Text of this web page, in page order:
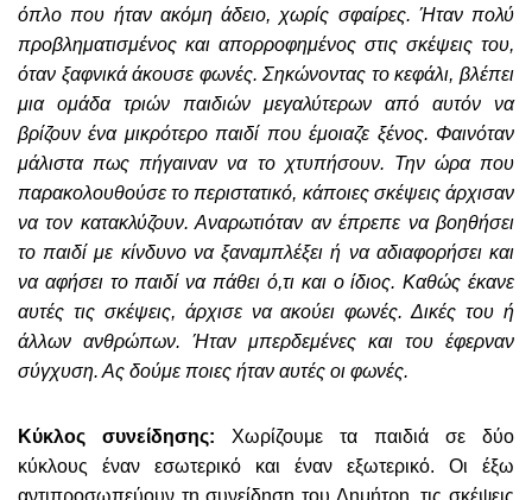
όπλο που ήταν ακόμη άδειο, χωρίς σφαίρες. Ήταν πολύ
προβληματισμένος και απορροφημένος στις σκέψεις του,
όταν ξαφνικά άκουσε φωνές. Σηκώνοντας το κεφάλι, βλέπει
μια ομάδα τριών παιδιών μεγαλύτερων από αυτόν να
βρίζουν ένα μικρότερο παιδί που έμοιαζε ξένος. Φαινόταν
μάλιστα πως πήγαιναν να το χτυπήσουν. Την ώρα που
παρακολουθούσε το περιστατικό, κάποιες σκέψεις άρχισαν
να τον κατακλύζουν. Αναρωτιόταν αν έπρεπε να βοηθήσει
το παιδί με κίνδυνο να ξαναμπλέξει ή να αδιαφορήσει και
να αφήσει το παιδί να πάθει ό,τι και ο ίδιος. Καθώς έκανε
αυτές τις σκέψεις, άρχισε να ακούει φωνές. Δικές του ή
άλλων ανθρώπων. Ήταν μπερδεμένες και του έφερναν
σύγχυση. Ας δούμε ποιες ήταν αυτές οι φωνές.
Κύκλος συνείδησης: Χωρίζουμε τα παιδιά σε δύο
κύκλους έναν εσωτερικό και έναν εξωτερικό. Οι έξω
αντιπροσωπεύουν τη συνείδηση του Δημήτρη, τις σκέψεις